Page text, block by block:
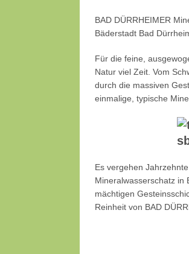
BAD DÜRRHEIMER
Bäderstadt Bad
Für die feine,
Natur viel Zeit. Vom
durch die massiven
einmalige, typische
Es vergehen
Mineralwasserschatz in
mächtigen
Reinheit von BAD